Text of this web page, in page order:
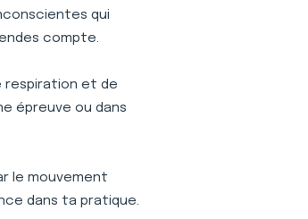
qui
compte.
respiration et de
épreuve ou dans
le mouvement
dans ta pratique.